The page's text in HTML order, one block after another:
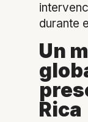
durante
Un
Rica